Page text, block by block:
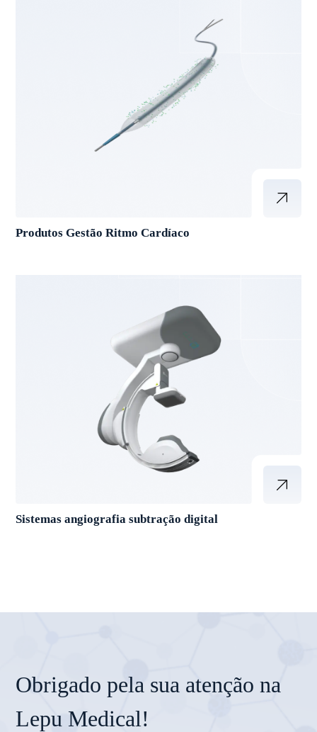
Produtos Gestão Ritmo Cardíaco
Sistemas angiografia subtração digital
Obrigado pela sua atenção na
Lepu Medical!